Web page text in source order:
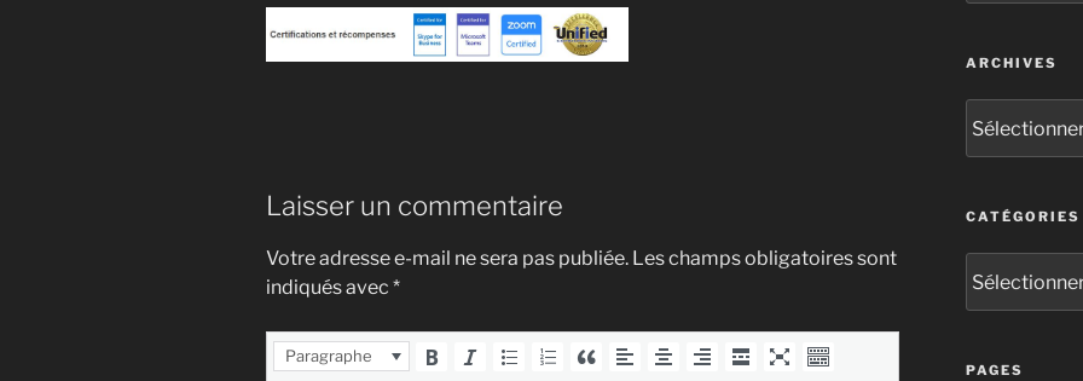
Laisser un commentaire
Votre adresse e-mail ne sera pas publiée. Les champs obligatoires sont
indiqués avec *
Paragraphe
ARCHIVES
CATÉGORIES
PAGES